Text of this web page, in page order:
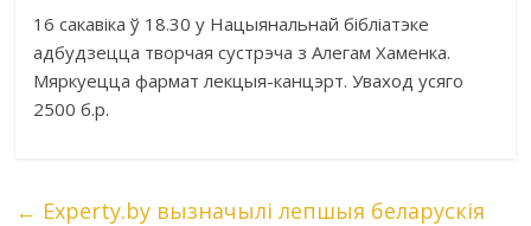
16 сакавіка ў 18.30 у Нацыянальнай бібліатэке
адбудзецца творчая сустрэча з Алегам Хаменка.
Мяркуецца фармат лекцыя-канцэрт. Уваход усяго
2500 б.р.
← Experty.by вызначылі лепшыя беларускія